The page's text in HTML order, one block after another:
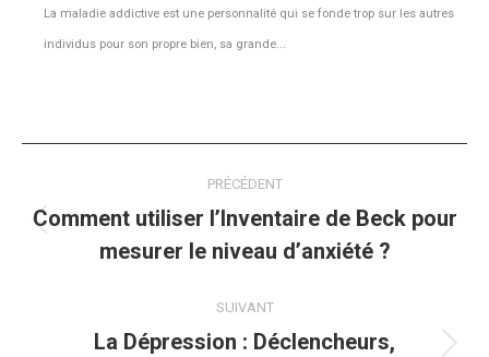
La maladie addictive est une personnalité qui se fonde trop sur les autres
individus pour son propre bien, sa grande...
article
PRÉCÉDENT
Article
précédent
Comment utiliser l’Inventaire de Beck pour
mesurer le niveau d’anxiété ?
SUIVANT
La Dépression : Déclencheurs,